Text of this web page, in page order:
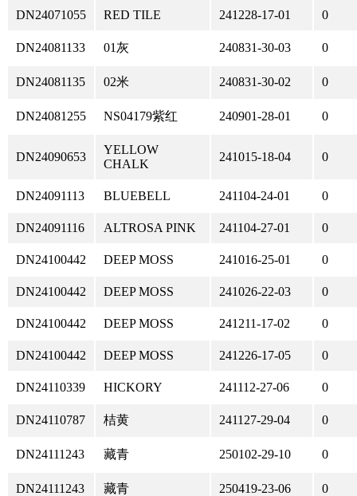
DN24071055 RED TILE 241228-17-01 0
DN24081133 01灰 240831-30-03 0
DN24081135 02米 240831-30-02 0
DN24081255 NS04179紫红 240901-28-01 0
DN24090653
YELLOW
CHALK
241015-18-04 0
DN24091113 BLUEBELL 241104-24-01 0
DN24091116 ALTROSA PINK 241104-27-01 0
DN24100442 DEEP MOSS 241016-25-01 0
DN24100442 DEEP MOSS 241026-22-03 0
DN24100442 DEEP MOSS 241211-17-02 0
DN24100442 DEEP MOSS 241226-17-05 0
DN24110339 HICKORY 241112-27-06 0
DN24110787 桔黄 241127-29-04 0
DN24111243 藏青 250102-29-10 0
DN24111243 藏青 250419-23-06 0